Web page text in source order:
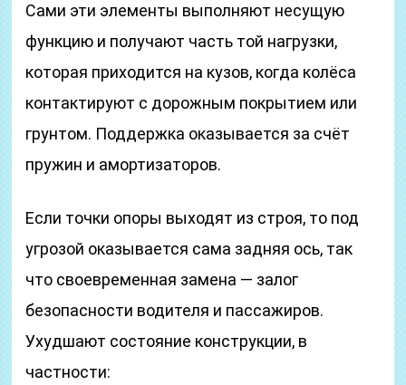
Сами эти элементы выполняют несущую
функцию и получают часть той нагрузки,
которая приходится на кузов, когда колёса
контактируют с дорожным покрытием или
грунтом. Поддержка оказывается за счёт
пружин и амортизаторов.
Если точки опоры выходят из строя, то под
угрозой оказывается сама задняя ось, так
что своевременная замена — залог
безопасности водителя и пассажиров.
Ухудшают состояние конструкции, в
частности: